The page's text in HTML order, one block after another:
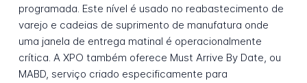
programada. Este nível é usado no reabastecimento de
varejo e cadeias de suprimento de manufatura onde
uma janela de entrega matinal é operacionalmente
crítica. A XPO também oferece Must Arrive By Date, ou
MABD, serviço criado especificamente para